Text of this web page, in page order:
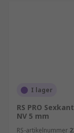
I lager
RS PRO
NV 5 mm
RS-artikelnummer